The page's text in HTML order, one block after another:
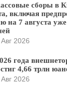
сборы в
включая
на 7 августа
2026
года
4,66 трлн
2026